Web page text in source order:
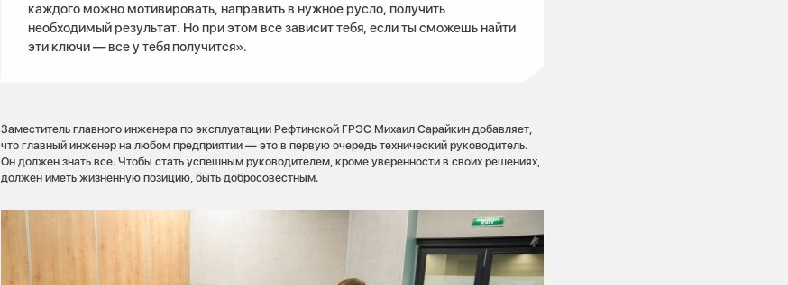
каждого можно мотивировать, направить в нужное русло, получить
необходимый результат. Но при этом все зависит тебя, если ты сможешь найти
эти ключи — все у тебя получится».
Заместитель главного инженера по эксплуатации Рефтинской ГРЭС Михаил Сарайкин добавляет,
что главный инженер на любом предприятии — это в первую очередь технический руководитель.
Он должен знать все. Чтобы стать успешным руководителем, кроме уверенности в своих решениях,
должен иметь жизненную позицию, быть добросовестным.